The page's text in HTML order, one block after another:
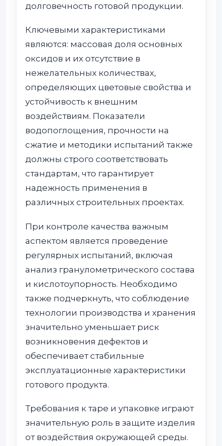
долговечность готовой продукции.
Ключевыми характеристиками
являются: массовая доля основных
оксидов и их отсутствие в
нежелательных количествах,
определяющих цветовые свойства и
устойчивость к внешним
воздействиям. Показатели
водопоглощения, прочности на
сжатие и методики испытаний также
должны строго соответствовать
стандартам, что гарантирует
надежность применения в
различных строительных проектах.
При контроле качества важным
аспектом является проведение
регулярных испытаний, включая
анализ гранулометрического состава
и кислотоупорность. Необходимо
также подчеркнуть, что соблюдение
технологии производства и хранения
значительно уменьшает риск
возникновения дефектов и
обеспечивает стабильные
эксплуатационные характеристики
готового продукта.
Требования к таре и упаковке играют
значительную роль в защите изделия
от воздействия окружающей среды.